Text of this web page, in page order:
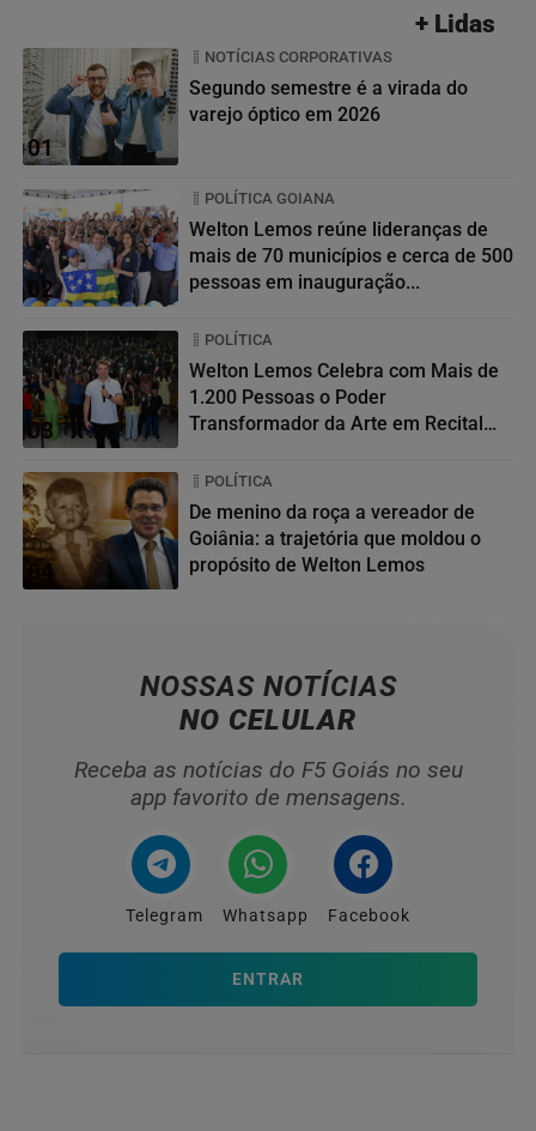
+ Lidas
01
NOTÍCIAS CORPORATIVAS
Segundo semestre é a virada do
varejo óptico em 2026
02
POLÍTICA GOIANA
Welton Lemos reúne lideranças de
mais de 70 municípios e cerca de 500
pessoas em inauguração...
03
POLÍTICA
Welton Lemos Celebra com Mais de
1.200 Pessoas o Poder
Transformador da Arte em Recital
04
POLÍTICA
De menino da roça a vereador de
Goiânia: a trajetória que moldou o
propósito de Welton Lemos
NOSSAS NOTÍCIAS
NO CELULAR
Receba as notícias do F5 Goiás no seu
app favorito de mensagens.
Telegram Whatsapp Facebook
ENTRAR